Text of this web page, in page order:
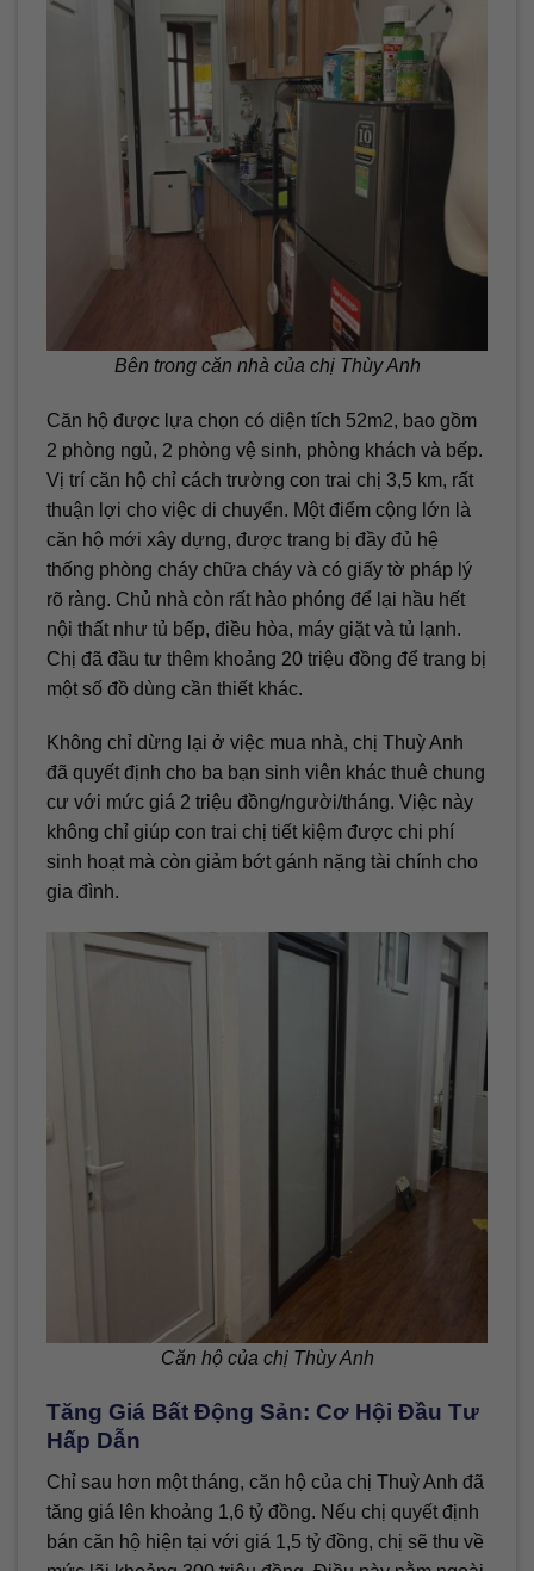
Bên trong căn nhà của chị Thùy Anh
Căn hộ được lựa chọn có diện tích 52m2, bao gồm
2 phòng ngủ, 2 phòng vệ sinh, phòng khách và bếp.
Vị trí căn hộ chỉ cách trường con trai chị 3,5 km, rất
thuận lợi cho việc di chuyển. Một điểm cộng lớn là
căn hộ mới xây dựng, được trang bị đầy đủ hệ
thống phòng cháy chữa cháy và có giấy tờ pháp lý
rõ ràng. Chủ nhà còn rất hào phóng để lại hầu hết
nội thất như tủ bếp, điều hòa, máy giặt và tủ lạnh.
Chị đã đầu tư thêm khoảng 20 triệu đồng để trang bị
một số đồ dùng cần thiết khác.
Không chỉ dừng lại ở việc mua nhà, chị Thuỳ Anh
đã quyết định cho ba bạn sinh viên khác thuê chung
cư với mức giá 2 triệu đồng/người/tháng. Việc này
không chỉ giúp con trai chị tiết kiệm được chi phí
sinh hoạt mà còn giảm bớt gánh nặng tài chính cho
gia đình.
Căn hộ của chị Thùy Anh
Tăng Giá Bất Động Sản: Cơ Hội Đầu Tư
Hấp Dẫn
Chỉ sau hơn một tháng, căn hộ của chị Thuỳ Anh đã
tăng giá lên khoảng 1,6 tỷ đồng. Nếu chị quyết định
bán căn hộ hiện tại với giá 1,5 tỷ đồng, chị sẽ thu về